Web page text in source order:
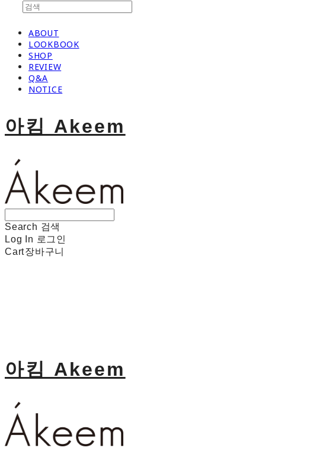
ABOUT
LOOKBOOK
SHOP
REVIEW
Q&A
NOTICE
아킴 Akeem
Search 검색
Log In 로그인
Cart장바구니
아킴 Akeem